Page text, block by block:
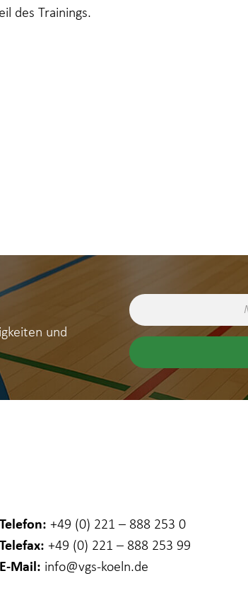
des Trainings.
und
Telefon: +49 (0) 221 – 888 253 0
Telefax: +49 (0) 221 – 888 253 99
E-Mail: info@vgs-koeln.de